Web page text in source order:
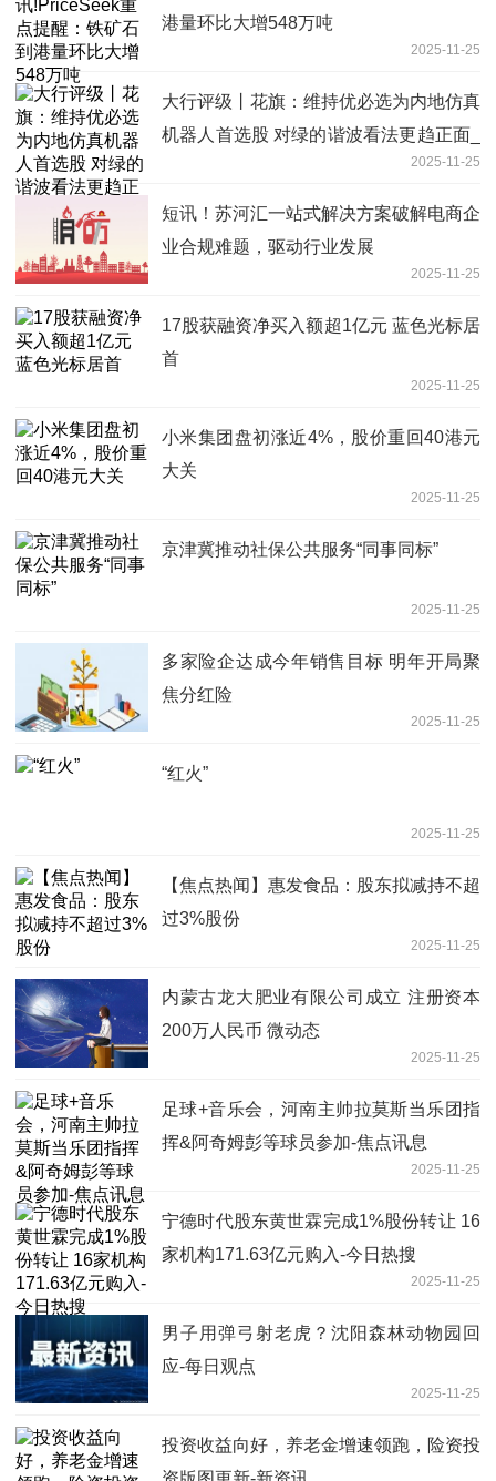
港量环比大增548万吨
2025-11-25
大行评级丨花旗：维持优必选为内地仿真
机器人首选股 对绿的谐波看法更趋正面_
2025-11-25
短讯！苏河汇一站式解决方案破解电商企
业合规难题，驱动行业发展
2025-11-25
17股获融资净买入额超1亿元 蓝色光标居
首
2025-11-25
小米集团盘初涨近4%，股价重回40港元
大关
2025-11-25
京津冀推动社保公共服务“同事同标”
2025-11-25
多家险企达成今年销售目标 明年开局聚
焦分红险
2025-11-25
“红火”
2025-11-25
【焦点热闻】惠发食品：股东拟减持不超
过3%股份
2025-11-25
内蒙古龙大肥业有限公司成立 注册资本
200万人民币 微动态
2025-11-25
足球+音乐会，河南主帅拉莫斯当乐团指
挥&阿奇姆彭等球员参加-焦点讯息
2025-11-25
宁德时代股东黄世霖完成1%股份转让 16
家机构171.63亿元购入-今日热搜
2025-11-25
男子用弹弓射老虎？沈阳森林动物园回
应-每日观点
2025-11-25
投资收益向好，养老金增速领跑，险资投